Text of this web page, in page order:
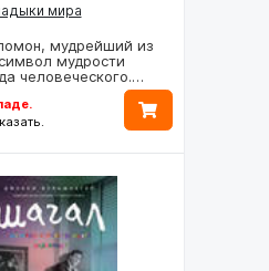
мира
мудрейший из
мудрости
человеческого.…